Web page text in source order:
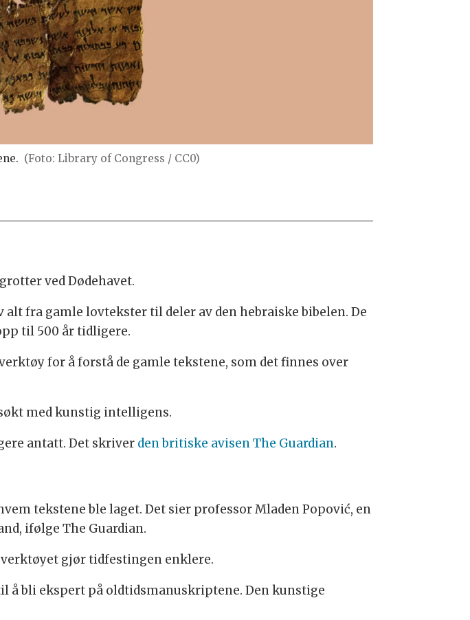
(Foto: Library of Congress / CC0)
ved Dødehavet.
fra gamle lovtekster til deler av den hebraiske bibelen. De
til 500 år tidligere.
for å forstå de gamle tekstene, som det finnes over
med kunstig intelligens.
antatt. Det skriver den britiske avisen The Guardian.
tekstene ble laget. Det sier professor Mladen Popović, en
ifølge The Guardian.
gjør tidfestingen enklere.
bli ekspert på oldtidsmanuskriptene. Den kunstige